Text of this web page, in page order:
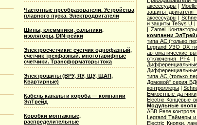
Частотные преобразователи. Устройства
плавного пуска. Электродвигатели
Шины, клеммники, сальники,
изоляторы, DIN-рейки
Электросчетчики: счетчик однофазный,
счетчик трехфазный, многотарифные
счетчики. Трансформаторы тока
Электрощиты (ВРУ, ЯУ, ЩУ, ЩАП,
Квартирные)
Кабель каналы и короба — компании
ЭлТрейд
Коробки монтажные,
распределительные
аксессуары|
защиты двигателя
аксессуары|
и защиты TeSys U |
|Zamel
компании
типа АС (только
Legrand УЗО DX
автоматические
отключения PF4 |
типа АС (только
Домовой" серия
контроллеры|
Емкостные датчики
Electric Концевые
Модульные
ABB Реле
Legrand Таймеры
Electric Кнопки,